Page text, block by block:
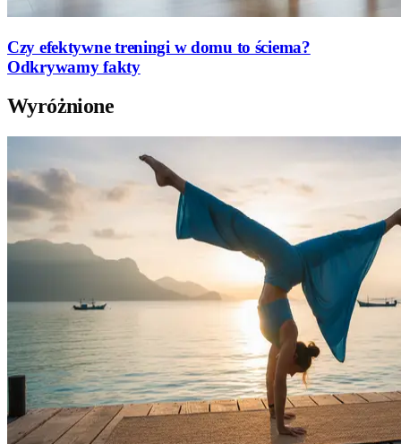
Czy efektywne treningi w domu to ściema?
Odkrywamy fakty
Wyróżnione